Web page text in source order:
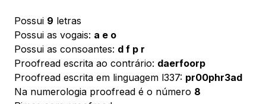
Possui 9 letras
Possui as vogais: a e o
Possui as consoantes: d f p r
Proofread escrita ao contrário: daerfoorp
Proofread escrita em linguagem l337: pr00phr3ad
Na numerologia proofread é o número 8